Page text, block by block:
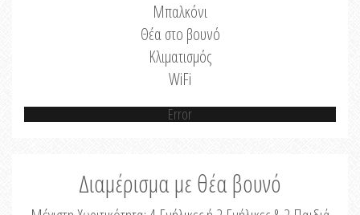
Μπαλκόνι
Θέα στο βουνό
Κλιματισμός
WiFi
Error
Διαμέρισμα με θέα βουνό